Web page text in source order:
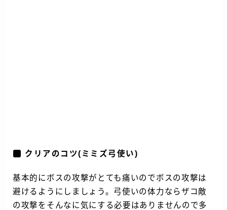
クリアのコツ(ミミズ弓使い)
基本的にボスの攻撃がとても痛いのでボスの攻撃は
避けるようにしましょう。弓使いの体力ならザコ敵
の攻撃をそんなに気にする必要はありませんので多